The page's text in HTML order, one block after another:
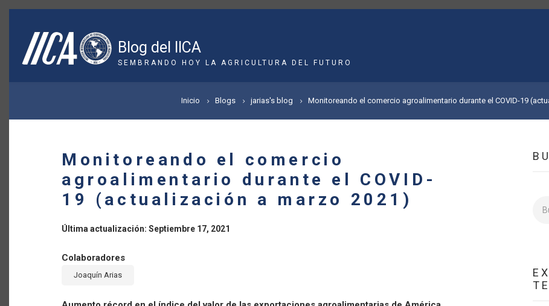
Pasar
contenido
principal
Blog del IICA
SEMBRANDO HOY LA AGRICULTURA DEL FUTURO
SOBRESCRIBIR
ENLACES
AYUDA
A
LA
Inicio Blogs jarias's blog Monitoreando el comercio agroalimentario durante el COVID-19
Monitoreando el comercio
agroalimentario durante el COVID-
19 (actualización a marzo 2021)
Última actualización: Septiembre 17, 2021
Colaboradores
Joaquín Arias